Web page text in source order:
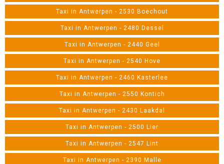
Taxi in Antwerpen - 2530 Boechout
Taxi in Antwerpen - 2480 Dessel
Taxi in Antwerpen - 2440 Geel
Taxi in Antwerpen - 2540 Hove
Taxi in Antwerpen - 2460 Kasterlee
Taxi in Antwerpen - 2550 Kontich
Taxi in Antwerpen - 2430 Laakdal
Taxi in Antwerpen - 2500 Lier
Taxi in Antwerpen - 2547 Lint
Taxi in Antwerpen - 2390 Malle